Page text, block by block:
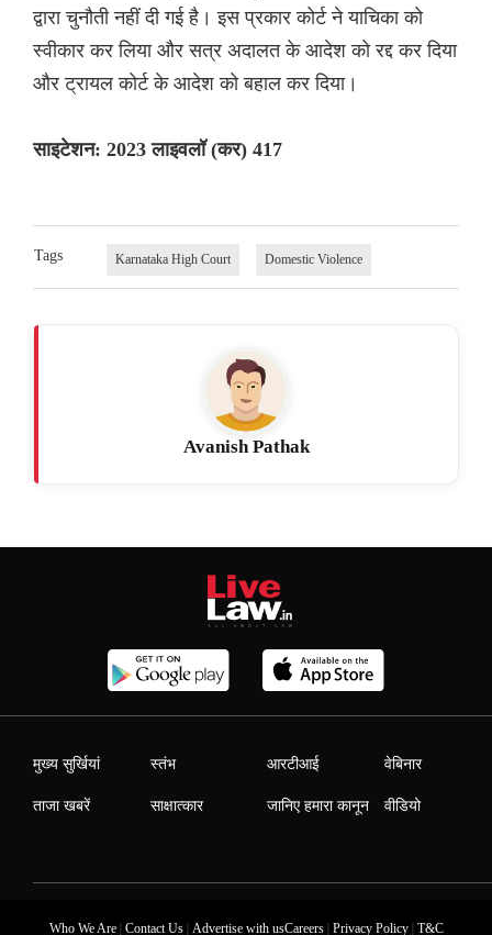
द्वारा चुनौती नहीं दी गई है। इस प्रकार कोर्ट ने याचिका को
स्वीकार कर लिया और सत्र अदालत के आदेश को रद्द कर दिया
और ट्रायल कोर्ट के आदेश को बहाल कर दिया।
साइटेशन: 2023 लाइवलॉ (कर) 417
Tags Karnataka High Court Domestic Violence
Avanish Pathak
मुख्य सुर्खियां
ताजा खबरें
स्तंभ
साक्षात्कार
आरटीआई
जानिए हमारा कानून
वेबिनार
वीडियो
Who We Are| Contact Us| Advertise with usCareers| Privacy Policy| T&C